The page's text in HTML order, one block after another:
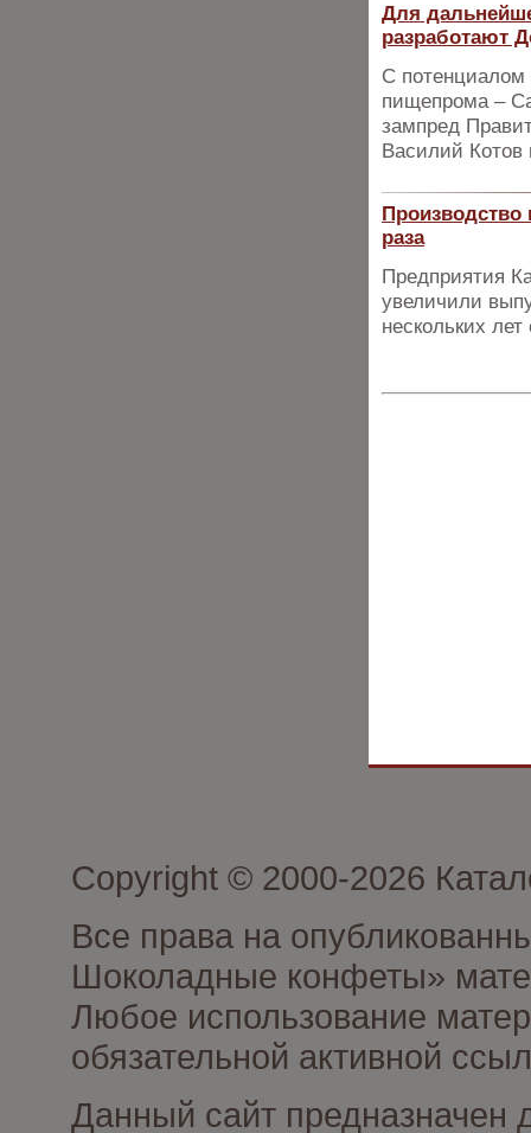
Для
разработают
С потенциалом
пищепрома –
зампред
Василий Котов
раза
Предприятия
увеличили
нескольких
Copyright © 2000-2026
Все права на
Шоколадные конфеты»
Любое использование
обязательной активной
Данный сайт предназначен